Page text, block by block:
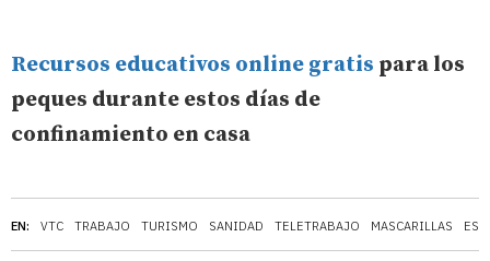
EN: VTC TRABAJO TURISMO SANIDAD TELETRABAJO MASCARILLAS
Recursos educativos online gratis para los
peques durante estos días de
confinamiento en casa